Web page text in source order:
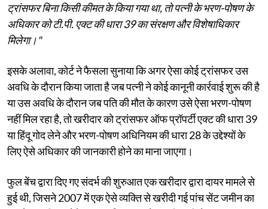
ट्रांसफर बिना किसी कीमत के किया गया था, तो पत्नी के भरण-पोषण के
अधिकार को टी.पी. एक्ट की धारा 39 का संरक्षण और विशेषाधिकार
मिलेगा।"
इसके अलावा, कोर्ट ने फैसला सुनाया कि अगर ऐसा कोई ट्रांसफर उस
अवधि के दौरान किया जाता है जब पत्नी ने कोई कानूनी कार्रवाई शुरू की है
या उस अवधि के दौरान जब पति की मौत के कारण उसे ऐसा भरण-पोषण
नहीं मिल रहा है, तो खरीदार को ट्रांसफर ऑफ प्रॉपर्टी एक्ट की धारा 39
या हिंदू गोद लेने और भरण-पोषण अधिनियम की धारा 28 के उद्देश्यों के
लिए ऐसे अधिकार की जानकारी होने का माना जाएगा।
फुल बेंच द्वारा दिए गए संदर्भ की शुरुआत एक खरीदार द्वारा दायर मामले से
हुई थी, जिसने 2007 में एक ऐसे व्यक्ति से खरीदी गई पांच सेंट जमीन का